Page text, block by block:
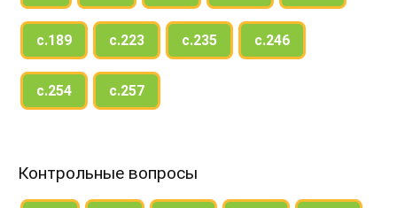
с.189 с.223 с.235 с.246
с.254 с.257
Контрольные вопросы